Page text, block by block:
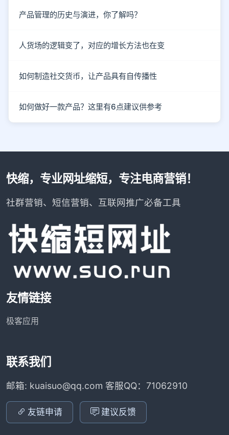
产品管理的历史与演进，你了解吗？
人货场的逻辑变了，对应的增长方法也在变
如何制造社交货币，让产品具有自传播性
如何做好一款产品？这里有6点建议供参考
快缩，专业网址缩短，专注电商营销！
社群营销、短信营销、互联网推广必备工具
友情链接
极客应用
联系我们
邮箱: kuaisuo@qq.com 客服QQ：71062910
友链申请 建议反馈